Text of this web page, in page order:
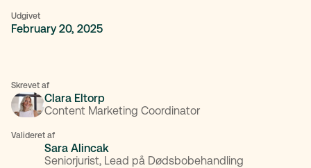
Udgivet
February 20, 2025
Skrevet af
Clara Eltorp
Content Marketing Coordinator
Valideret af
Sara Alincak
Seniorjurist, Lead på Dødsbobehandling